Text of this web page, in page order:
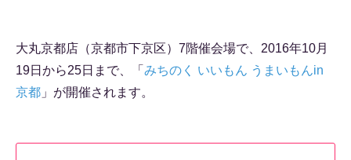
大丸京都店（京都市下京区）7階催会場で、2016年10月
19日から25日まで、「 みちのく いいもん うまいもんin
京都 」が開催されます。